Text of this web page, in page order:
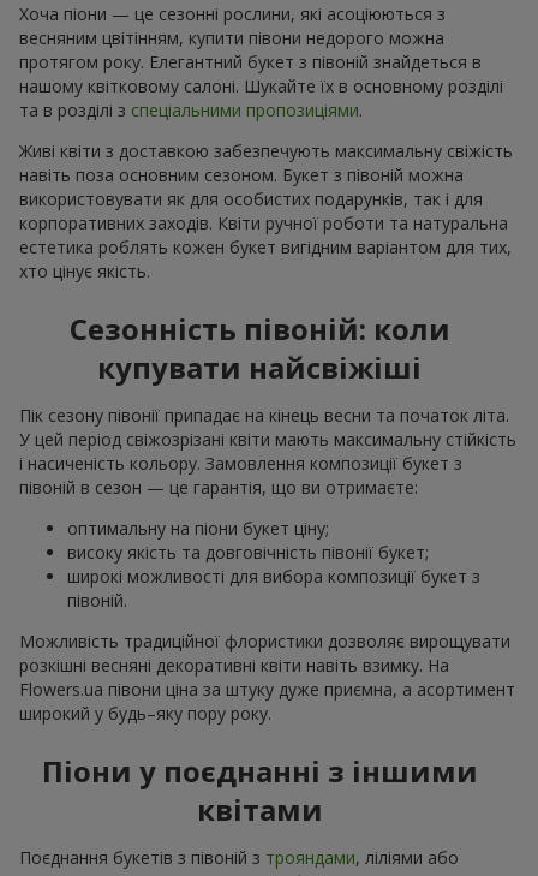
Хоча піони — це сезонні рослини, які асоціюються з
весняним цвітінням, купити півони недорого можна
протягом року. Елегантний букет з півоній знайдеться в
нашому квітковому салоні. Шукайте їх в основному розділі
та в розділі з спеціальними пропозиціями.
Живі квіти з доставкою забезпечують максимальну свіжість
навіть поза основним сезоном. Букет з півоній можна
використовувати як для особистих подарунків, так і для
корпоративних заходів. Квіти ручної роботи та натуральна
естетика роблять кожен букет вигідним варіантом для тих,
хто цінує якість.
Сезонність півоній: коли
купувати найсвіжіші
Пік сезону півонії припадає на кінець весни та початок літа.
У цей період свіжозрізані квіти мають максимальну стійкість
і насиченість кольору. Замовлення композиції букет з
півоній в сезон — це гарантія, що ви отримаєте:
оптимальну на піони букет ціну;
високу якість та довговічність півонії букет;
широкі можливості для вибора композиції букет з
півоній.
Можливість традиційної флористики дозволяє вирощувати
розкішні весняні декоративні квіти навіть взимку. На
Flowers.ua півони ціна за штуку дуже приємна, а асортимент
широкий у будь–яку пору року.
Піони у поєднанні з іншими
квітами
Поєднання букетів з півоній з трояндами, ліліями або